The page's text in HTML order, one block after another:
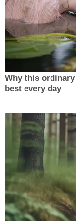
Why this
best every day